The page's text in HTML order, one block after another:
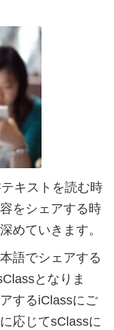
キストを読む時
をシェアする時
めていきます。
語でシェアする
となりま
するiClassにご
応じてsClassに